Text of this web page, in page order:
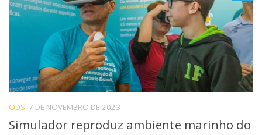
ODS 7 DE NOVEMBRO DE 2023
Simulador reproduz ambiente marinho do